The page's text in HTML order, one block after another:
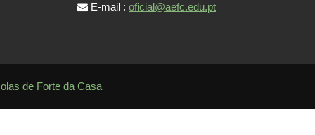
E-mail : oficial@aefc.edu.pt
de Forte da Casa